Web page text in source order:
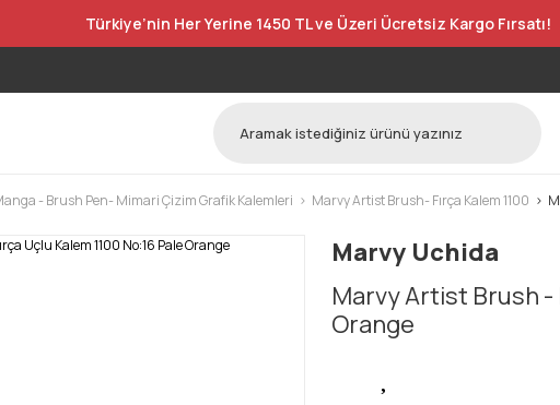
Türkiye’nin Her Yerine 1450 TL ve Üzeri Ücretsiz Kargo Fırsatı!
- Brush Pen- Mimari Çizim Grafik Kalemleri Marvy Artist Brush- Fırça Kalem 1100
Marvy Uchida
Marvy Artist Brush -
Orange